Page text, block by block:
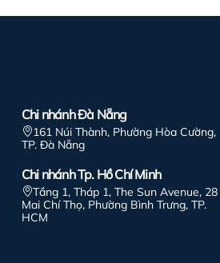
Chi nhánh Đà Nẵng
161 Núi Thành, Phường Hòa Cường,
TP. Đà Nẵng
Chi nhánh Tp. Hồ Chí Minh
Tầng 1, Tháp 1, The Sun Avenue, 28
Mai Chí Thọ, Phường Bình Trưng, TP.
HCM